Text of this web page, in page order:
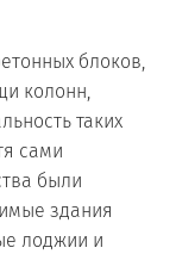
блоков,
колонн,
таких
сами
были
здания
лоджии и